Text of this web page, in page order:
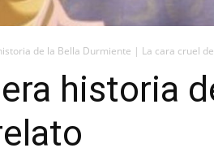
de la Bella Durmiente | La cara cruel
historia